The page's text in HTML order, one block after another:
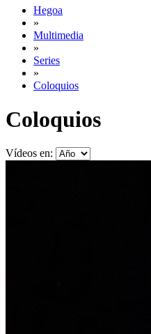
Hegoa
»
Multimedia
»
Series
»
Coloquios
Coloquios
Vídeos en: